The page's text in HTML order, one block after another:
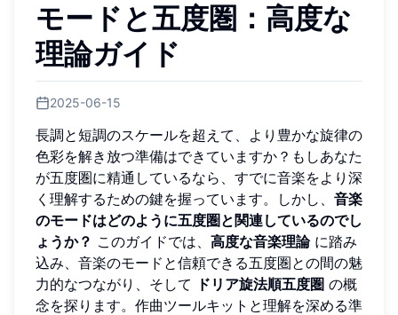
モードと五度圏：高度な
理論ガイド
2025-06-15
長調と短調のスケールを超えて、より豊かな旋律の
色彩を解き放つ準備はできていますか？もしあなた
が五度圏に精通しているなら、すでに音楽をより深
く理解するための鍵を握っています。しかし、 音楽
のモードはどのように五度圏と関連しているのでし
ょうか？ このガイドでは、 高度な音楽理論に踏み
込み、音楽のモードと信頼できる五度圏との間の魅
力的なつながり、そして ドリア旋法順五度圏 の概
念を探ります。作曲ツールキットと理解を深める準